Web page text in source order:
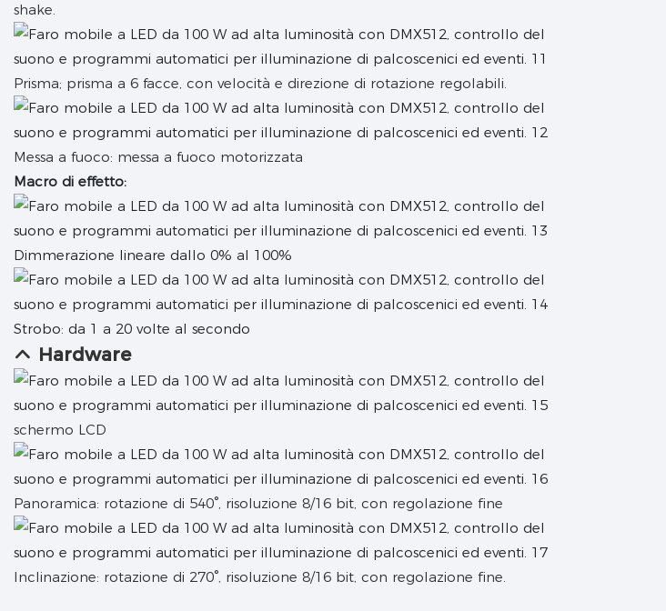
shake.
Prisma; prisma a 6 facce, con velocità e direzione di rotazione regolabili.
Messa a fuoco: messa a fuoco motorizzata
Macro di effetto:
Dimmerazione lineare dallo 0% al 100%
Strobo: da 1 a 20 volte al secondo
Hardware
schermo LCD
Panoramica: rotazione di 540°, risoluzione 8/16 bit, con regolazione fine
Inclinazione: rotazione di 270°, risoluzione 8/16 bit, con regolazione fine.